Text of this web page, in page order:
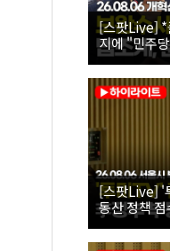
[스팟Live] *
지에 "민주
26.08.06 개
[스팟Live] '
동산 정책
대토론회